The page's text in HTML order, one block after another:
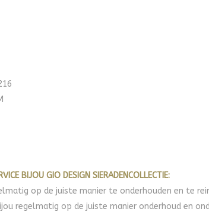
BIJOU GIO DESIGN SIERADENCOLLECTIE:
op de juiste manier te onderhouden en te
regelmatig op de juiste manier onderhoud en